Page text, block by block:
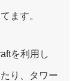
ます。
を利用し
り、タワー